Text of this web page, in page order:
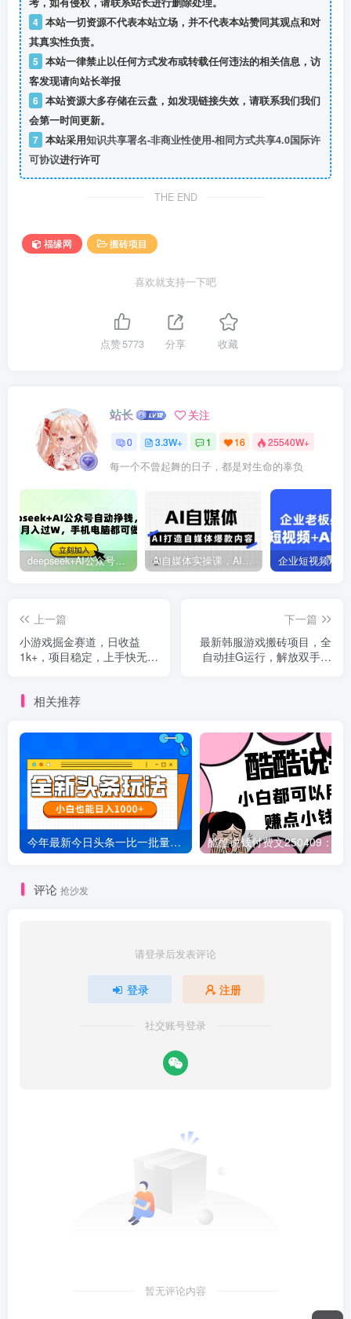
4 本站一切资源不代表本站立场，并不代表本站赞同其观点和对
其真实性负责。
5 本站一律禁止以任何方式发布或转载任何违法的相关信息，访
客发现请向站长举报
6 本站资源大多存储在云盘，如发现链接失效，请联系我们我们
会第一时间更新。
7 本站采用知识共享署名-非商业性使用-相同方式共享4.0国际许
可协议进行许可
THE END
福缘网 搬砖项目
喜欢就支持一下吧
点赞5773 分享 收藏
站长 关注
0 3.3W+ 1 16 25540W+
每一个不曾起舞的日子，都是对生命的辜负
deepseek+AI公众号自动挣钱，轻松月入过W，手机电脑都可做 Ai自媒体实操课，AI打造自媒体爆款内容
上一篇
小游戏掘金赛道，日收益
1k+，项目稳定，上手快无难
下一篇
最新韩服游戏搬砖项目，全
自动挂G运行，解放双手，
相关推荐
今年最新今日头条一比一批量搬砖，小白也可以日赚千元
评论 抢沙发
请登录后发表评论
登录 注册
社交账号登录
暂无评论内容